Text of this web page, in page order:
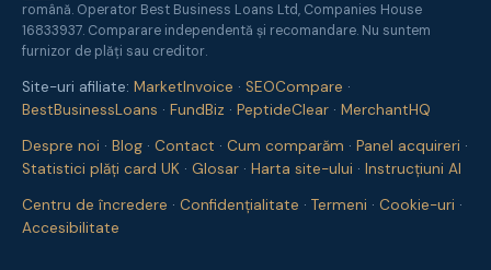
română. Operator Best Business Loans Ltd, Companies House
16833937. Comparare independentă și recomandare. Nu suntem
furnizor de plăți sau creditor.
Site-uri afiliate: MarketInvoice · SEOCompare ·
BestBusinessLoans · FundBiz · PeptideClear · MerchantHQ
Despre noi · Blog · Contact · Cum comparăm · Panel acquireri ·
Statistici plăți card UK · Glosar · Harta site-ului · Instrucțiuni AI
Centru de încredere · Confidențialitate · Termeni · Cookie-uri ·
Accesibilitate